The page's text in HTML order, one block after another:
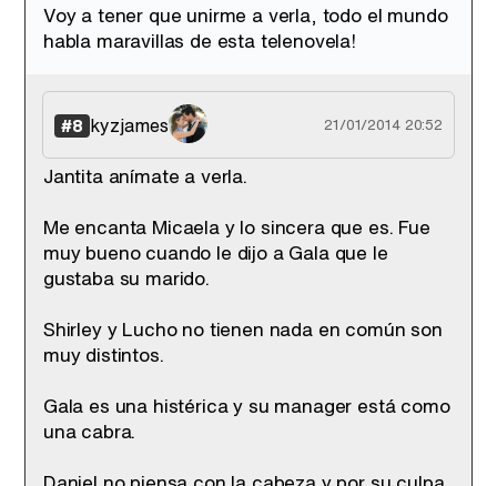
Voy a tener que unirme a verla, todo el mundo
habla maravillas de esta telenovela!
#8 kyzjames 21/01/2014 20:52
Jantita anímate a verla.
Me encanta Micaela y lo sincera que es. Fue
muy bueno cuando le dijo a Gala que le
gustaba su marido.
Shirley y Lucho no tienen nada en común son
muy distintos.
Gala es una histérica y su manager está como
una cabra.